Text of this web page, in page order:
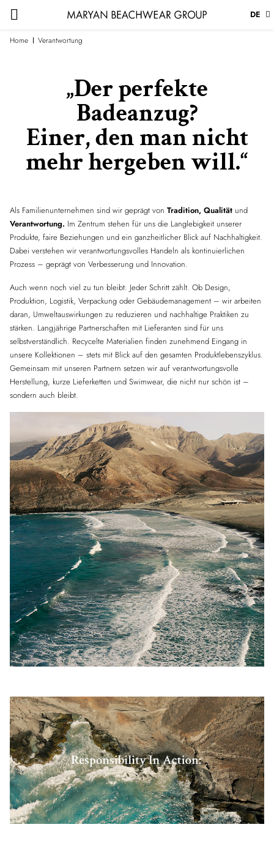
DE
Home Verantwortung
„Der perfekte
Badeanzug?
Einer, den man nicht
mehr hergeben will.“
Als Familienunternehmen sind wir geprägt von Tradition, Qualität und
Verantwortung. Im Zentrum stehen für uns die Langlebigkeit unserer
Produkte, faire Beziehungen und ein ganzheitlicher Blick auf Nachhaltigkeit.
Dabei verstehen wir verantwortungsvolles Handeln als kontinuierlichen
Prozess – geprägt von Verbesserung und Innovation.
Auch wenn noch viel zu tun bleibt: Jeder Schritt zählt. Ob Design,
Produktion, Logistik, Verpackung oder Gebäudemanagement – wir arbeiten
daran, Umweltauswirkungen zu reduzieren und nachhaltige Praktiken zu
stärken. Langjährige Partnerschaften mit Lieferanten sind für uns
selbstverständlich. Recycelte Materialien finden zunehmend Eingang in
unsere Kollektionen – stets mit Blick auf den gesamten Produktlebenszyklus.
Gemeinsam mit unseren Partnern setzen wir auf verantwortungsvolle
Herstellung, kurze Lieferketten und Swimwear, die nicht nur schön ist –
sondern auch bleibt.